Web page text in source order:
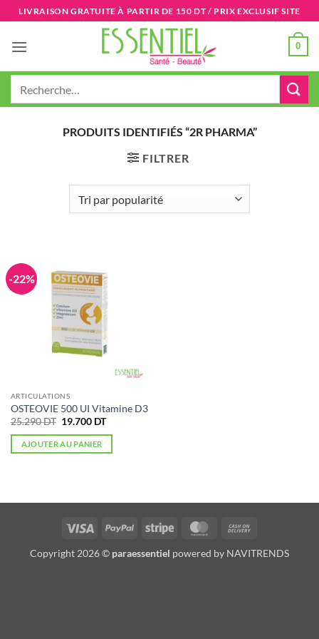
Passer
au
contenu
LIVRAISON GRATUITE À PARTIR DE 150 DT / PRIX EXCLUSIF SITE
0
PRODUITS IDENTIFIÉS “2R PHARMA”
FILTRER
-22%
ARTICULATIONS
OSTEOVIE 500 UI Vitamine D3
25.290DT Le
initial
était :
19.700 DTLe
actuel
AJOUTER AU PANIER
Visa PayPal Stripe MasterCard
Delivery
Copyright 2026 © paraessentiel powered by NAVITRENDS